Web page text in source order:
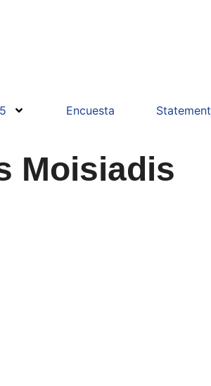
Encuesta Statement
Moisiadis